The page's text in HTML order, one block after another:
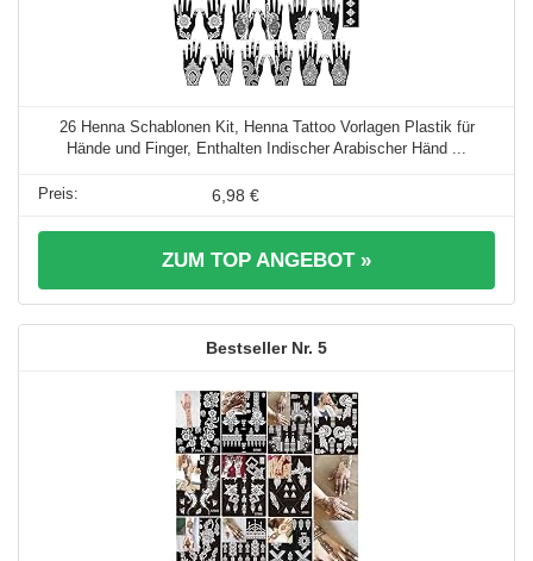
26 Henna Schablonen Kit, Henna Tattoo Vorlagen Plastik für
Hände und Finger, Enthalten Indischer Arabischer Händ ...
6,98 €
ZUM TOP ANGEBOT »
5